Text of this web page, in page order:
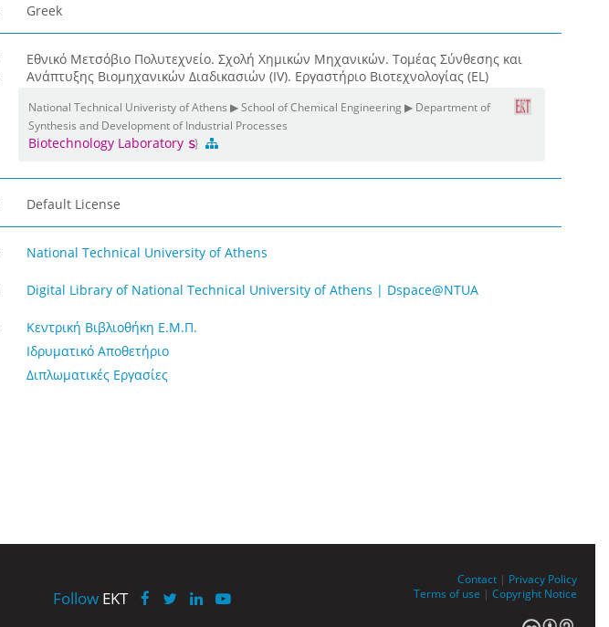
Greek
Εθνικό Μετσόβιο Πολυτεχνείο. Σχολή Χημικών Μηχανικών. Τομέας Σύνθεσης και
Ανάπτυξης Βιομηχανικών Διαδικασιών (IV). Εργαστήριο Βιοτεχνολογίας (EL)
National Technical Univeristy of Athens ▶ School of Chemical Engineering ▶ Department of
Synthesis and Development of Industrial Processes
Biotechnology Laboratory
Default License
National Technical University of Athens
Digital Library of National Technical University of Athens | Dspace@NTUA
Κεντρική Βιβλιοθήκη Ε.Μ.Π.
Ιδρυματικό Αποθετήριο
Διπλωματικές Εργασίες
Follow EKT
Contact | Privacy Policy
Terms of use | Copyright Notice